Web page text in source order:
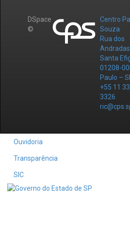
DSpace
©
Centro
Souza
Rua dos
Santa
01208-
Paulo –
+55 11
3326
Ouvidoria
Transparência
SIC